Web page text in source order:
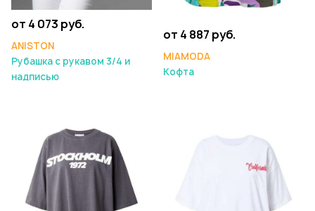
от 4 073 руб.
ANISTON
Рубашка с рукавом 3/4 и
надписью
от 4 887 руб.
MIAMODA
Кофта